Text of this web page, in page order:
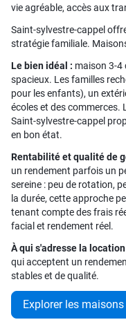
vie agréable, accès aux
Saint-sylvestre-cappel
stratégie familiale.
Le bien idéal : maison 3-4
spacieux. Les familles
pour les enfants), un
écoles et des commerces.
Saint-sylvestre-cappel
en bon état.
Rentabilité et qualité de
un rendement parfois un
sereine : peu de rotation,
la durée, cette approche
tenant compte des frais
facial et rendement réel.
À qui s'adresse la
qui acceptent un
stables et de qualité.
Explorer les